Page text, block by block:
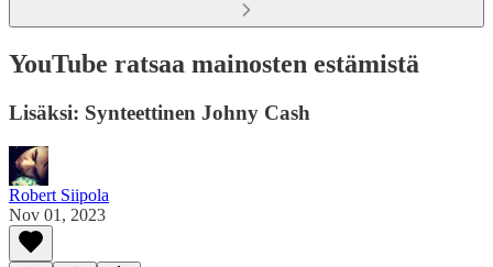
YouTube ratsaa mainosten estämistä
Lisäksi: Synteettinen Johny Cash
Robert Siipola
Nov 01, 2023